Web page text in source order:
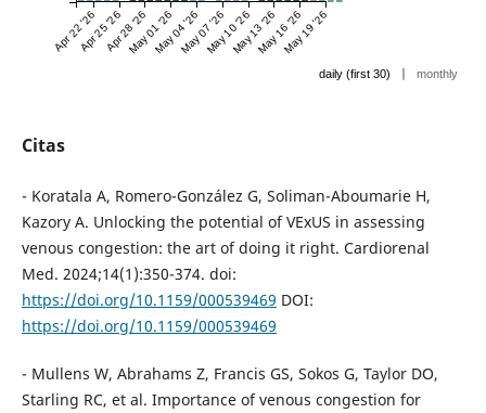
Apr 22 '26Apr 25 '26Apr 28 '26May 01 '26May 04 '26May 07 '26May 10 '26May 13 '26May 16 '26May 19 '26
daily (first 30) | monthly
Citas
- Koratala A, Romero-González G, Soliman-Aboumarie H,
Kazory A. Unlocking the potential of VExUS in assessing
venous congestion: the art of doing it right. Cardiorenal
Med. 2024;14(1):350-374. doi:
https://doi.org/10.1159/000539469 DOI:
https://doi.org/10.1159/000539469
- Mullens W, Abrahams Z, Francis GS, Sokos G, Taylor DO,
Starling RC, et al. Importance of venous congestion for